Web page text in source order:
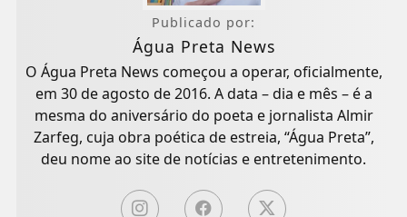
Publicado por:
Água Preta News
O Água Preta News começou a operar, oficialmente,
em 30 de agosto de 2016. A data – dia e mês – é a
mesma do aniversário do poeta e jornalista Almir
Zarfeg, cuja obra poética de estreia, “Água Preta”,
deu nome ao site de notícias e entretenimento.